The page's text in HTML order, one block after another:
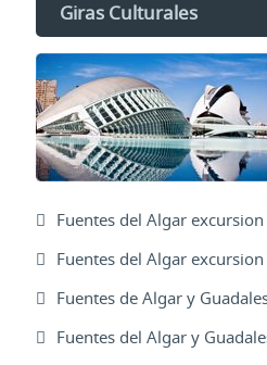
Giras Culturales
Fuentes del Algar
Fuentes del Algar
Fuentes de Algar y
Fuentes del Algar y